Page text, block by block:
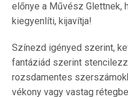
előnye a Művész Glettnek,
kiegyenlíti, kijavítja!
Színezd igényed szerint,
fantáziád szerint
rozsdamentes
vékony vagy vastag